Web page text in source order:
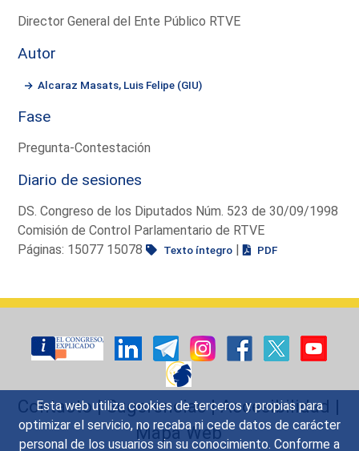
Esta web utiliza cookies de terceros y propias para
optimizar el servicio, no recaba ni cede datos de carácter
personal de los usuarios sin su conocimiento. Conforme a
Director General del Ente Público RTVE
Autor
Alcaraz Masats, Luis Felipe (GIU)
Fase
Pregunta-Contestación
Diario de sesiones
DS. Congreso de los Diputados Núm. 523 de 30/09/1998
Comisión de Control Parlamentario de RTVE
Páginas: 15077 15078
Texto íntegro | PDF
Contacto|Sugerencias|Accesibilidad |
Mapa Web